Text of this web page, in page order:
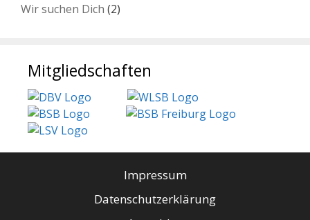
Wir suchen Dich (2)
Mitgliedschaften
Impressum
Datenschutzerklärung